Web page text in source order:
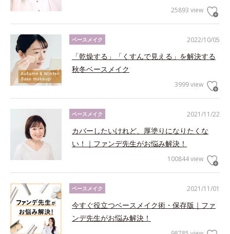
25893 view
2022/10/05
ベースメイク
「乾燥する」「くすんで見える」を解決する
秋冬ベースメイク
3999 view
2021/11/22
ベースメイク
カバーしたいけれど、厚塗りになりたくな
い！｜ファンデ先生がお悩み解決！
100844 view
2021/11/01
ベースメイク
今すぐ役立つベースメイク術・保存版｜ファ
ンデ先生がお悩み解決！